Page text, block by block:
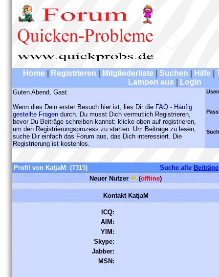
Home Registrieren Mitgliederliste Suchen Hilfe
Lampen aus
Login
Guten Abend, Gast
Wenn dies Dein erster Besuch hier ist, lies Dir die FAQ - Häufig
gestellte Fragen durch. Du musst Dich vermutlich Registrieren,
bevor Du Beiträge schreiben kannst: klicke oben auf registrieren,
um den Registrierungsprozess zu starten. Um Beiträge zu lesen,
suche Dir einfach das Forum aus, das Dich interessiert. Die
Registrierung ist kostenlos.
Profil von KatjaM: (7315) Suche alle Beiträge
Neuer Nutzer
(offline)
Kontakt KatjaM
ICQ:
AIM:
YIM:
Skype:
Jabber:
MSN: